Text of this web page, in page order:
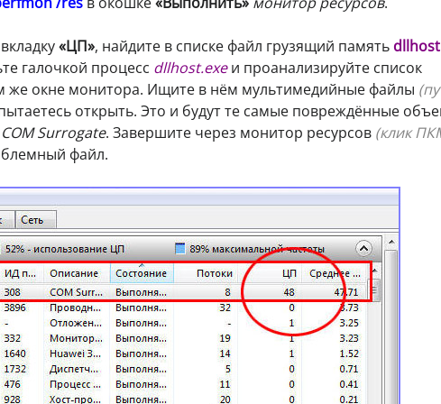
«ЦП», найдите в списке файл грузящий память
галочкой процесс dllhost.exeи проанализируйте список
же окне монитора. Ищите в нём мультимедийные файлы
открыть. Это и будут те самые повреждённые
COM Surrogate. Завершите через монитор ресурсов (клик
файл.